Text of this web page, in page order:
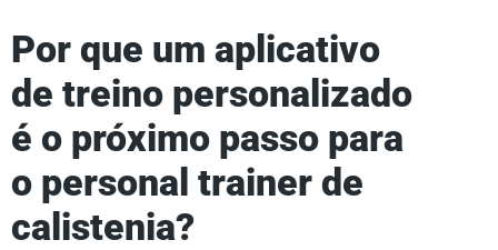
Por que um aplicativo
de treino personalizado
é o próximo passo para
o personal trainer de
calistenia?